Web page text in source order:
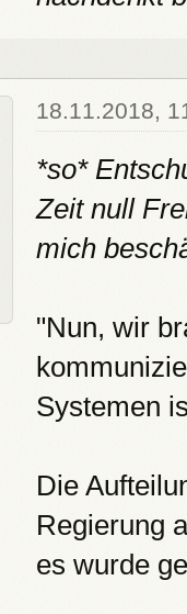
18.11.2018,
*so*
Zeit null
mich
"Nun, wir
Systemen
Die
Regierung
es wurde